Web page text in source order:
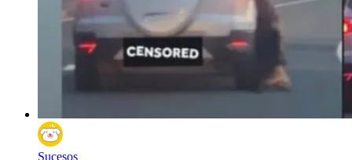
Sucesos